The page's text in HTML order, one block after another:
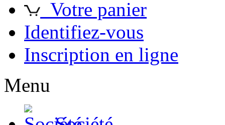
Votre panier
Identifiez-vous
Inscription en ligne
Menu